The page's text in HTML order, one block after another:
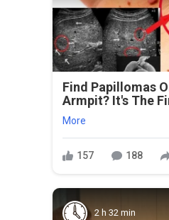
Find Papillomas
Armpit? It's The
More
157 188
2 h 32 min